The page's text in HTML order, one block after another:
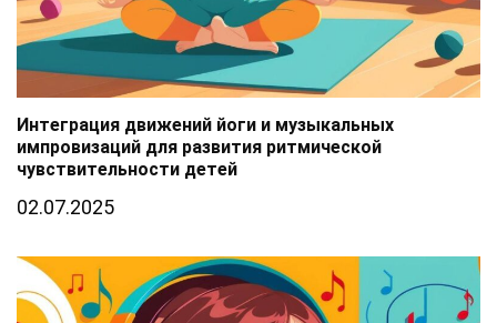
Интеграция движений йоги и музыкальных
импровизаций для развития ритмической
чувствительности детей
02.07.2025